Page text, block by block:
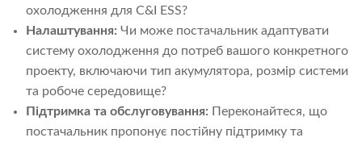
охолодження для C&I ESS?
Налаштування: Чи може постачальник адаптувати
систему охолодження до потреб вашого конкретного
проекту, включаючи тип акумулятора, розмір системи
та робоче середовище?
Підтримка та обслуговування: Переконайтеся, що
постачальник пропонує постійну підтримку та